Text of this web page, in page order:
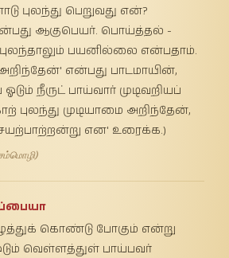
பெறுவது என்?
ஆகுபெயர். பொய்த்தல் -
புலந்தாலும் பயனில்லை என்பதாம்.
என்பது பாடமாயின்,
நீருட் பாய்வார் முடிவறியப்
புலந்து முடியாமை அறிந்தேன்,
என' உரைக்க.)
கொண்டு போகும் என்று
வெள்ளத்துள் பாய்பவர்